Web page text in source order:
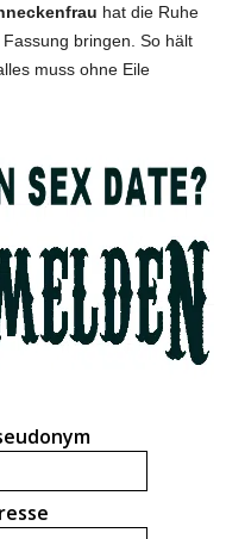
hat die Ruhe
bringen. So hält
muss ohne Eile